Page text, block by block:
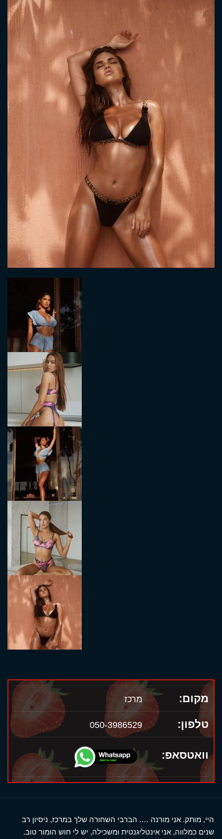
מקום: מרכז
טלפון: 050-3986529
וואטסאפ:
היי, מותק. אני מורנה …. הברבי השחורה שלך במרכז, ניסיון רב
שנים כמלווה, אני אינטליגנטית ומשכילה, יש לי חוש הומור טוב.